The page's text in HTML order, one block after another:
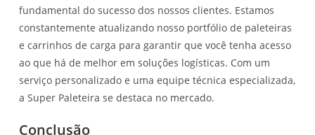
fundamental do sucesso dos nossos clientes. Estamos
constantemente atualizando nosso portfólio de paleteiras
e carrinhos de carga para garantir que você tenha acesso
ao que há de melhor em soluções logísticas. Com um
serviço personalizado e uma equipe técnica especializada,
a Super Paleteira se destaca no mercado.
Conclusão